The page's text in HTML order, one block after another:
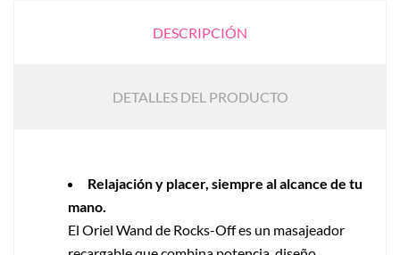
DESCRIPCIÓN
DETALLES DEL PRODUCTO
Relajación y placer, siempre al alcance de tu
mano.
El Oriel Wand de Rocks-Off es un masajeador